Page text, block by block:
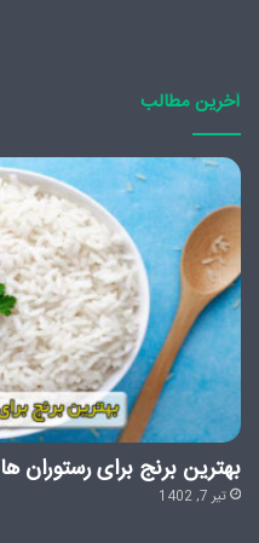
آخرین مطالب
بهترین برنج برای
تیر 7, 1402